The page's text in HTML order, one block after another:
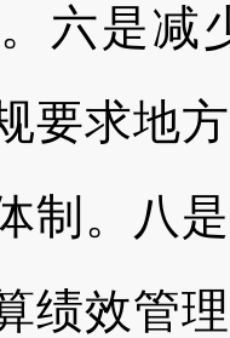
六是减
要求地
制。八
绩效管